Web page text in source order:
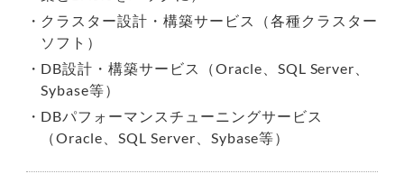
クラスター設計・構築サービス（各種クラスター
ソフト）
DB設計・構築サービス（Oracle、SQL Server、
Sybase等）
DBパフォーマンスチューニングサービス
（Oracle、SQL Server、Sybase等）